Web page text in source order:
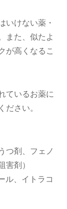
いけない薬・
また、似たよ
が高くなるこ
ているお薬に
ださい。
つ剤、フェノ
害剤）
ル、イトラコ